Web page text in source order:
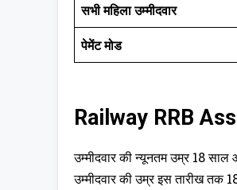
सभी महिला उम्मीदवार
पेमेंट मोड
Railway RRB
उम्मीदवार की न्यूनतम उम्र 18
उम्मीदवार की उम्र इस तारीख तक